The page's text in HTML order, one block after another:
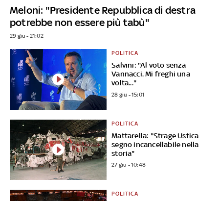
Meloni: "Presidente Repubblica di destra
potrebbe non essere più tabù"
29 giu - 21:02
Salvini: "Al voto senza
Vannacci. Mi freghi una
volta..."
POLITICA
28 giu - 15:01
Mattarella: "Strage Ustica
segno incancellabile nella
storia"
POLITICA
27 giu - 10:48
POLITICA